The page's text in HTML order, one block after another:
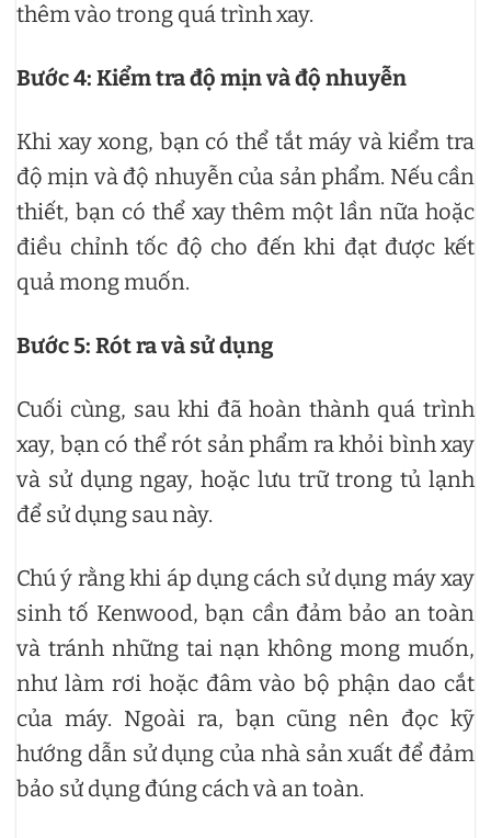
thêm vào trong quá trình xay.
Bước 4: Kiểm tra độ mịn và độ nhuyễn
Khi xay xong, bạn có thể tắt máy và kiểm tra
độ mịn và độ nhuyễn của sản phẩm. Nếu cần
thiết, bạn có thể xay thêm một lần nữa hoặc
điều chỉnh tốc độ cho đến khi đạt được kết
quả mong muốn.
Bước 5: Rót ra và sử dụng
Cuối cùng, sau khi đã hoàn thành quá trình
xay, bạn có thể rót sản phẩm ra khỏi bình xay
và sử dụng ngay, hoặc lưu trữ trong tủ lạnh
để sử dụng sau này.
Chú ý rằng khi áp dụng cách sử dụng máy xay
sinh tố Kenwood, bạn cần đảm bảo an toàn
và tránh những tai nạn không mong muốn,
như làm rơi hoặc đâm vào bộ phận dao cắt
của máy. Ngoài ra, bạn cũng nên đọc kỹ
hướng dẫn sử dụng của nhà sản xuất để đảm
bảo sử dụng đúng cách và an toàn.